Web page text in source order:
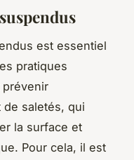
est essentiel
pratiques
prévenir
de saletés, qui
la surface et
Pour cela, il est